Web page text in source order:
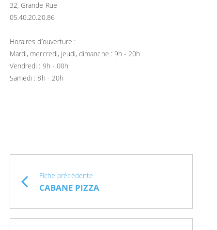
32, Grande Rue
05.40.20.20.86
Horaires d’ouverture :
Mardi, mercredi, jeudi, dimanche : 9h - 20h
Vendredi : 9h - 00h
Samedi : 8h - 20h
Fiche précédente
CABANE PIZZA